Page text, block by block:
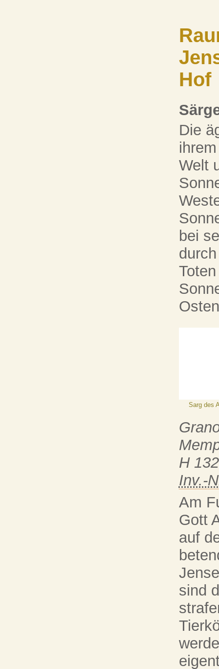
Hof
Die
Welt
bei
Sarg des
H
Inv.-
Am
Gott
auf
sind